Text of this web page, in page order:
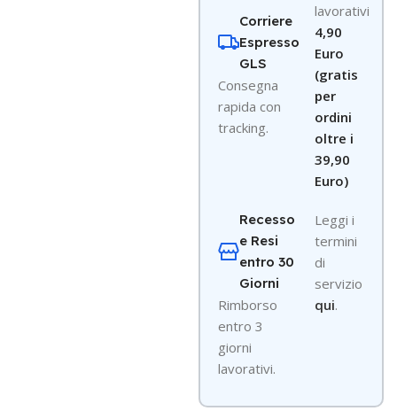
Corriere
Espresso
GLS
Consegna
rapida con
tracking.
lavorativi
4,90
Euro
(gratis
per
ordini
oltre i
39,90
Euro)
Recesso
e Resi
entro 30
Giorni
Rimborso
entro 3
giorni
lavorativi.
Leggi i
termini
di
servizio
qui.